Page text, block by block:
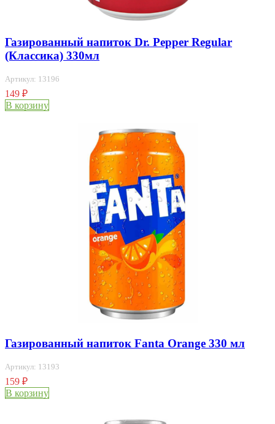
Газированный напиток Dr. Pepper Regular
(Классика) 330мл
Артикул: 13196
149 ₽
В корзину
Газированный напиток Fanta Orange 330 мл
Артикул: 13193
159 ₽
В корзину